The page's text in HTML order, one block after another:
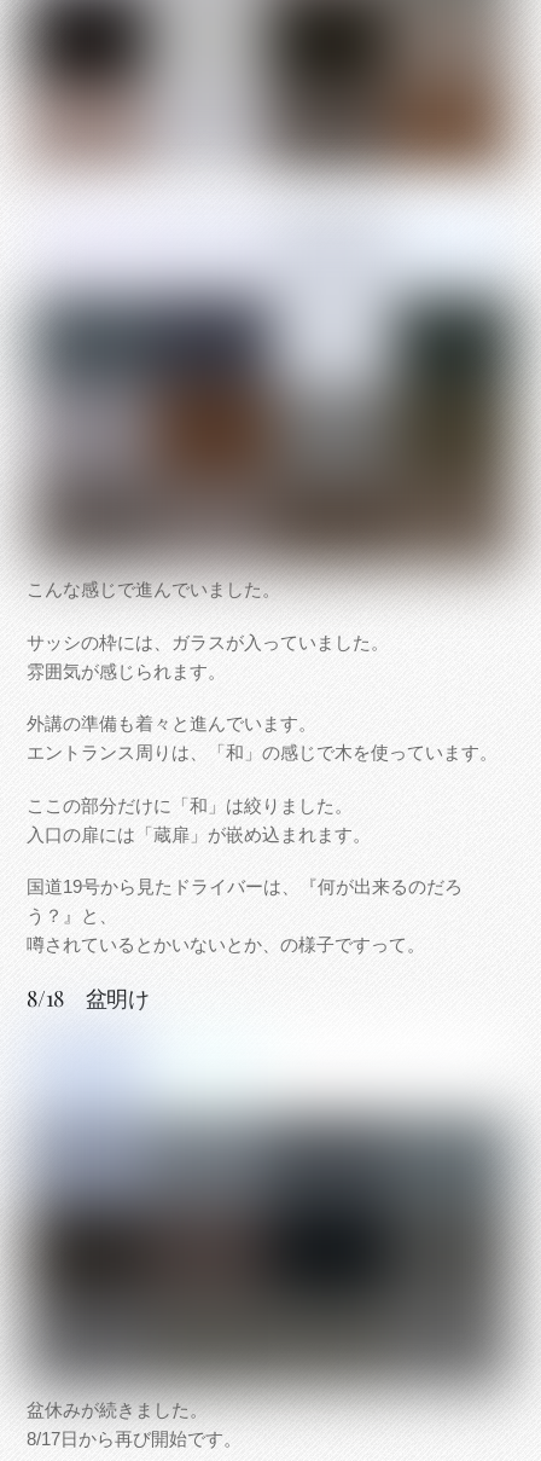
こんな感じで進んでいました。
サッシの枠には、ガラスが入っていました。
雰囲気が感じられます。
外講の準備も着々と進んでいます。
エントランス周りは、「和」の感じで木を使っています。
ここの部分だけに「和」は絞りました。
入口の扉には「蔵扉」が嵌め込まれます。
国道19号から見たドライバーは、『何が出来るのだろ
う？』と、
噂されているとかいないとか、の様子ですって。
8/18 盆明け
盆休みが続きました。
8/17日から再び開始です。